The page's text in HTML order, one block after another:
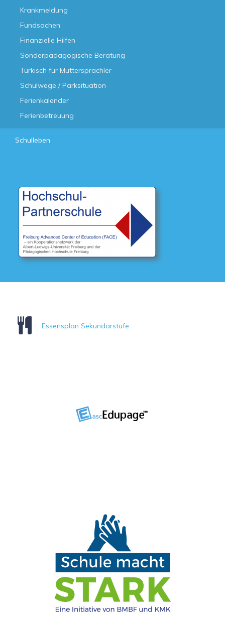
Krankmeldung
Fundsachen
Finanzielle Hilfen
Sonderpädagogische Beratung
Türkisch für Muttersprachler
Schulwege / Parksituation
Ferienkalender
Ferienbetreuung
Schulleben
Essensplan Sekundarstufe